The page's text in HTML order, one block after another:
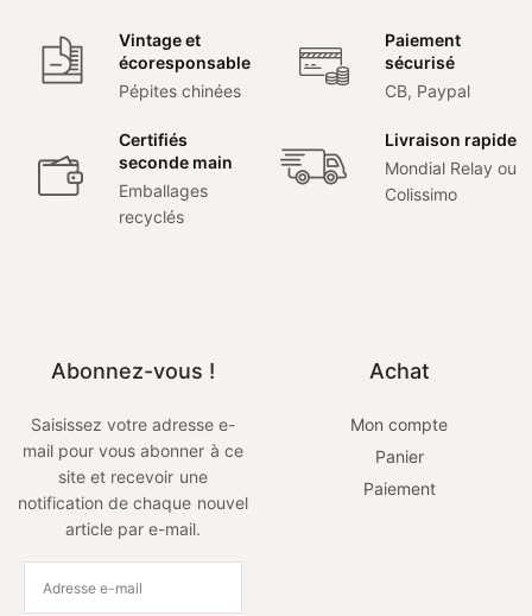
Vintage et
écoresponsable
Pépites chinées
Paiement
sécurisé
CB, Paypal
Certifiés
seconde main
Emballages
recyclés
Livraison rapide
Mondial Relay ou
Colissimo
Abonnez-vous !
Saisissez votre adresse e-
mail pour vous abonner à ce
site et recevoir une
notification de chaque nouvel
article par e-mail.
Achat
Mon compte
Panier
Paiement